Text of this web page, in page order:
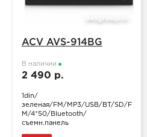
ACV AVS-914BG
В наличии
2 490 р.
1din/
зеленая/FM/MP3/USB/BT/SD/F
M/4*50/Bluetooth/
съемн.панель